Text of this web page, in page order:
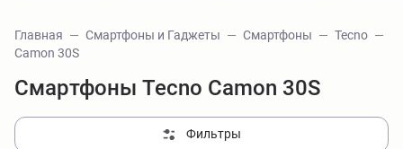
Главная Смартфоны и Гаджеты Смартфоны
Tecno
Camon 30S
Смартфоны Tecno Camon 30S
Фильтры